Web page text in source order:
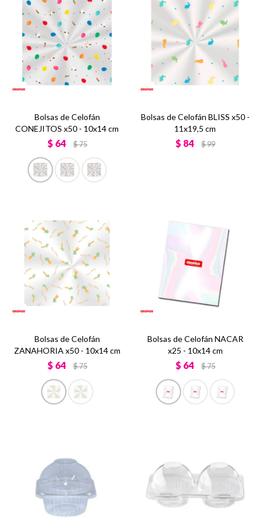
Bolsas de Celofán
CONEJITOS x50 - 10x14 cm
$ 64 $75
Bolsas de Celofán BLISS x50 -
11x19,5 cm
$ 84 $99
Bolsas de Celofán
ZANAHORIA x50 - 10x14 cm
$ 64 $75
Bolsas de Celofán NACAR
x25 - 10x14 cm
$ 64 $75